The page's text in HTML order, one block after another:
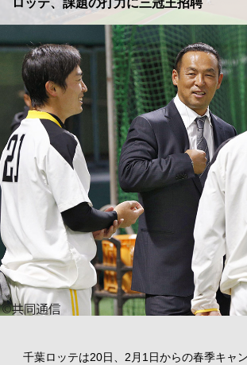
ロッテ、課題の打力に三冠王招聘
千葉ロッテは20日、2月1日からの春季キャ